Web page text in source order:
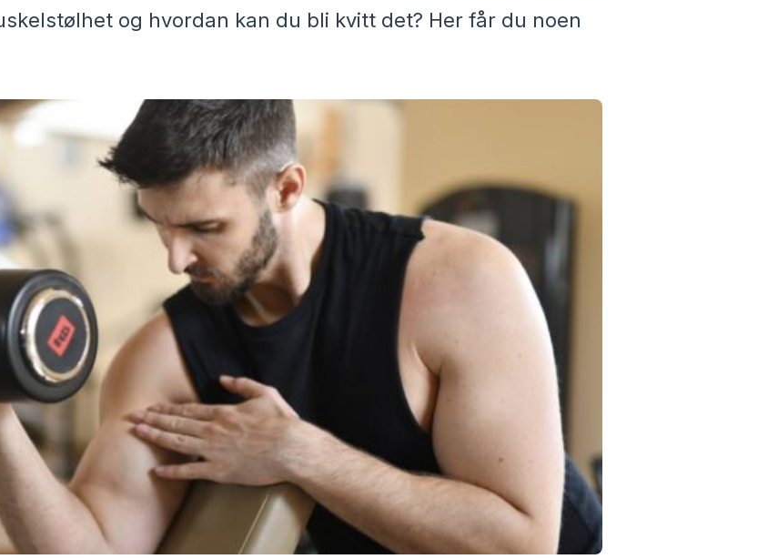
og hvordan kan du bli kvitt det? Her får du noen